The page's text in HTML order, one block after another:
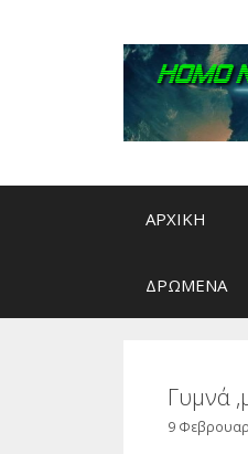
ΑΡΧΙΚΗ
ΔΡΩΜΕΝΑ
Γυμνά
9